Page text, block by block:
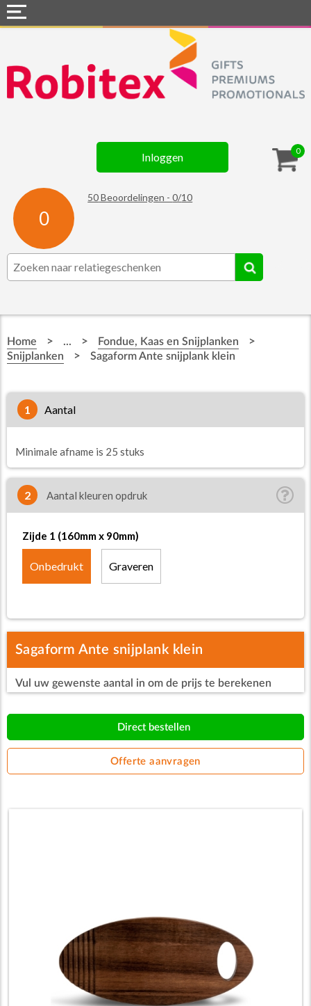
0
Inloggen
0
50Beoordelingen -0/10
Webshops
Snel naar »
Assortiment
Contact
☆ Prijsknallers ☆
Home > ... > Fondue, Kaas en Snijplanken >
Snijplanken > Sagaform Ante snijplank klein
1 aantal
Minimale afname is 25 stuks
2 Aantal kleuren opdruk
Zijde 1 (160mm x 90mm)
Onbedrukt Graveren
Sagaform Ante snijplank klein
Vul uw gewenste aantal in om de prijs te berekenen
Direct bestellen
Offerte aanvragen